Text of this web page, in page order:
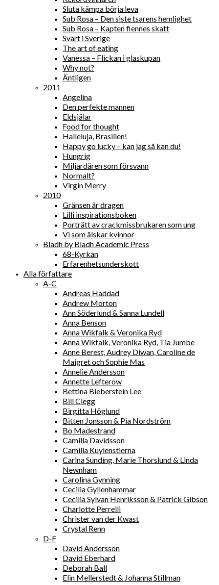
Sluta kämpa börja leva
Sub Rosa – Den siste tsarens hemlighet
Sub Rosa – Kapten fiennes skatt
Svart i Sverige
The art of eating
Vanessa – Flickan i glaskupan
Why not?
Äntligen
2011
Angelina
Den perfekte mannen
Eldsjälar
Food for thought
Halleluja, Brasilien!
Happy go lucky – kan jag så kan du!
Hungrig
Miljardären som försvann
Normalt?
Virgin Merry
2010
Gränsen är dragen
Lilli inspirationsboken
Porträtt av crackmissbrukaren som ung
Vi som älskar kvinnor
Bladh by Bladh Academic Press
68-Kyrkan
Erfarenhetsunderskott
Alla författare
A-C
Andreas Haddad
Andrew Morton
Ann Söderlund & Sanna Lundell
Anna Benson
Anna Wikfalk & Veronika Ryd
Anna Wikfalk, Veronika Ryd, Tia Jumbe
Anne Berest, Audrey Diwan, Caroline de
Maigret och Sophie Mas
Annelie Andersson
Annette Lefterow
Bettina Bieberstein Lee
Bill Clegg
Birgitta Höglund
Bitten Jonsson & Pia Nordström
Bo Madestrand
Camilla Davidsson
Camilla Kuylenstierna
Carina Sunding, Marie Thorslund & Linda
Newnham
Carolina Gynning
Cecilia Gyllenhammar
Cecilia Sylvan Henriksson & Patrick Gibson
Charlotte Perrelli
Christer van der Kwast
Crystal Renn
D-F
David Andersson
David Eberhard
Deborah Ball
Elin Mellerstedt & Johanna Stillman